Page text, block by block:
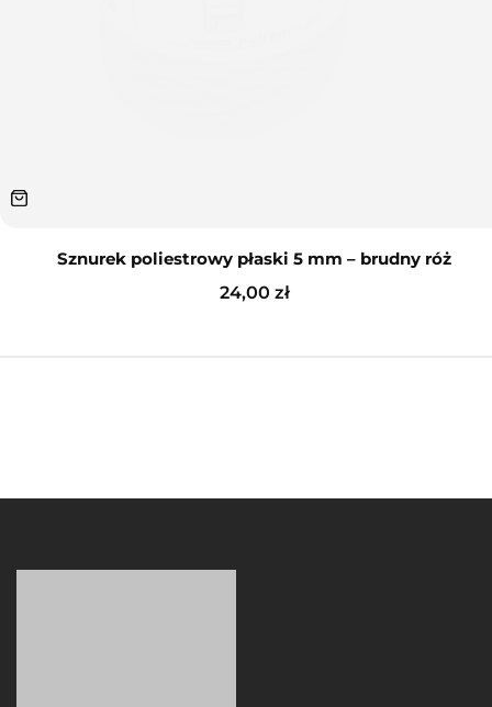
Sznurek poliestrowy płaski 5 mm – brudny róż
24,00 zł